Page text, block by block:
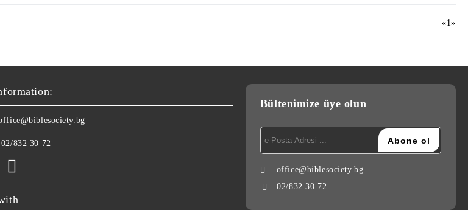
«1»
02/832 30 72
Bültenimize üye olun
office@biblesociety.bg
02/832 30 72